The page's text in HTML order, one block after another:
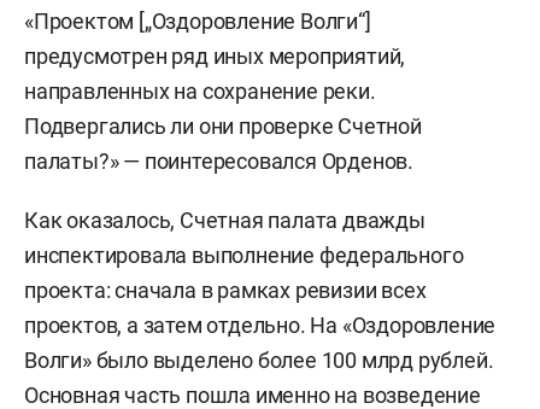
«Проектом [„Оздоровление Волги“]
предусмотрен ряд иных мероприятий,
направленных на сохранение реки.
Подвергались ли они проверке Счетной
палаты?» — поинтересовался Орденов.
Как оказалось, Счетная палата дважды
инспектировала выполнение федерального
проекта: сначала в рамках ревизии всех
проектов, а затем отдельно. На «Оздоровление
Волги» было выделено более 100 млрд рублей.
Основная часть пошла именно на возведение